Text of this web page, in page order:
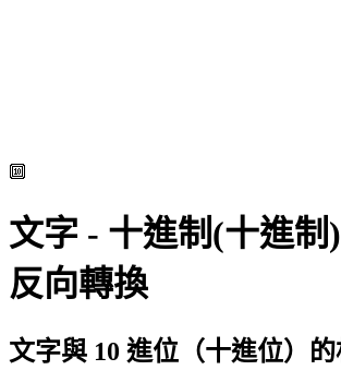
🔟
文字 - 十進制(十進制
反向轉換
文字與 10 進位（十進位）